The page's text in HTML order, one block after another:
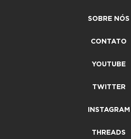
SOBRE NÓS
CONTATO
YOUTUBE
TWITTER
INSTAGRAM
THREADS